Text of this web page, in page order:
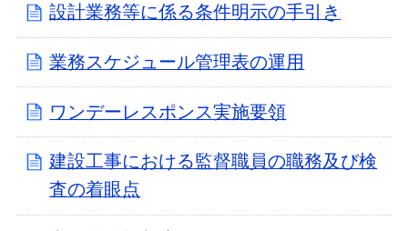
設計業務等に係る条件明示の手引き
業務スケジュール管理表の運用
ワンデーレスポンス実施要領
建設工事における監督職員の職務及び検
査の着眼点